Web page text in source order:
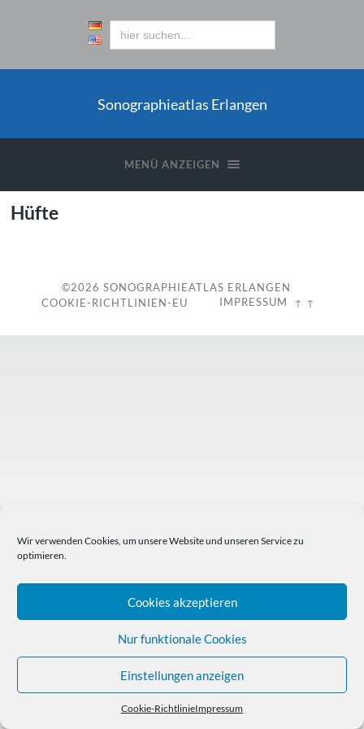
Wir verwenden Cookies, um unsere Website und unseren Service zu
optimieren.
Cookies akzeptieren
Nur funktionale Cookies
Einstellungen anzeigen
Cookie-RichtlinieImpressum
Sonographieatlas Erlangen
MENÜ ANZEIGEN
Hüfte
©2026 SONOGRAPHIEATLAS ERLANGEN
IMPRESSUM
COOKIE-RICHTLINIEN-EU ↑ ↑